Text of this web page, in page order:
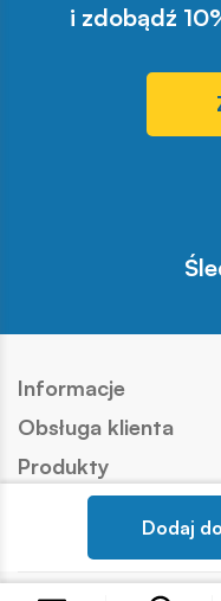
Dodaj
i zdobądź
Informacje
Obsługa klienta
Produkty
Kontakt